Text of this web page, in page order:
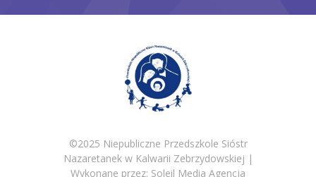
©2025 Niepubliczne Przedszkole Sióstr
Nazaretanek w Kalwarii Zebrzydowskiej |
Wykonane przez: Soleil Media Agencja